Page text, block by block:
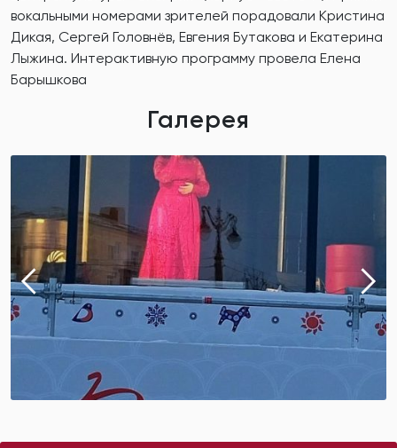
вокальными номерами зрителей порадовали Кристина
Дикая, Сергей Головнёв, Евгения Бутакова и Екатерина
Лыжина. Интерактивную программу провела Елена
Барышкова
Галерея